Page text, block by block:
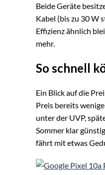
Beide Geräte
Kabel (bis zu 30 W
Effizienz ähnlich
mehr.
So schnell
Ein Blick auf die
Preis bereits
unter der UVP,
Sommer klar
fährt mit etwas